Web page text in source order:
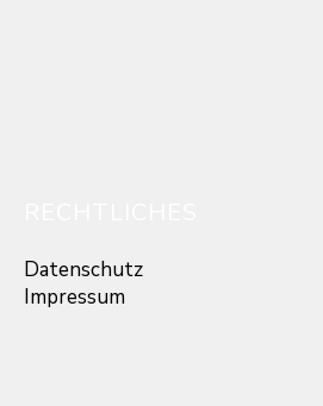
Datenschutz
Impressum